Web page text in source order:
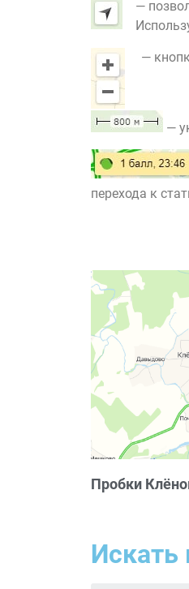
—
—
—
перехода к
Пробки
Искать